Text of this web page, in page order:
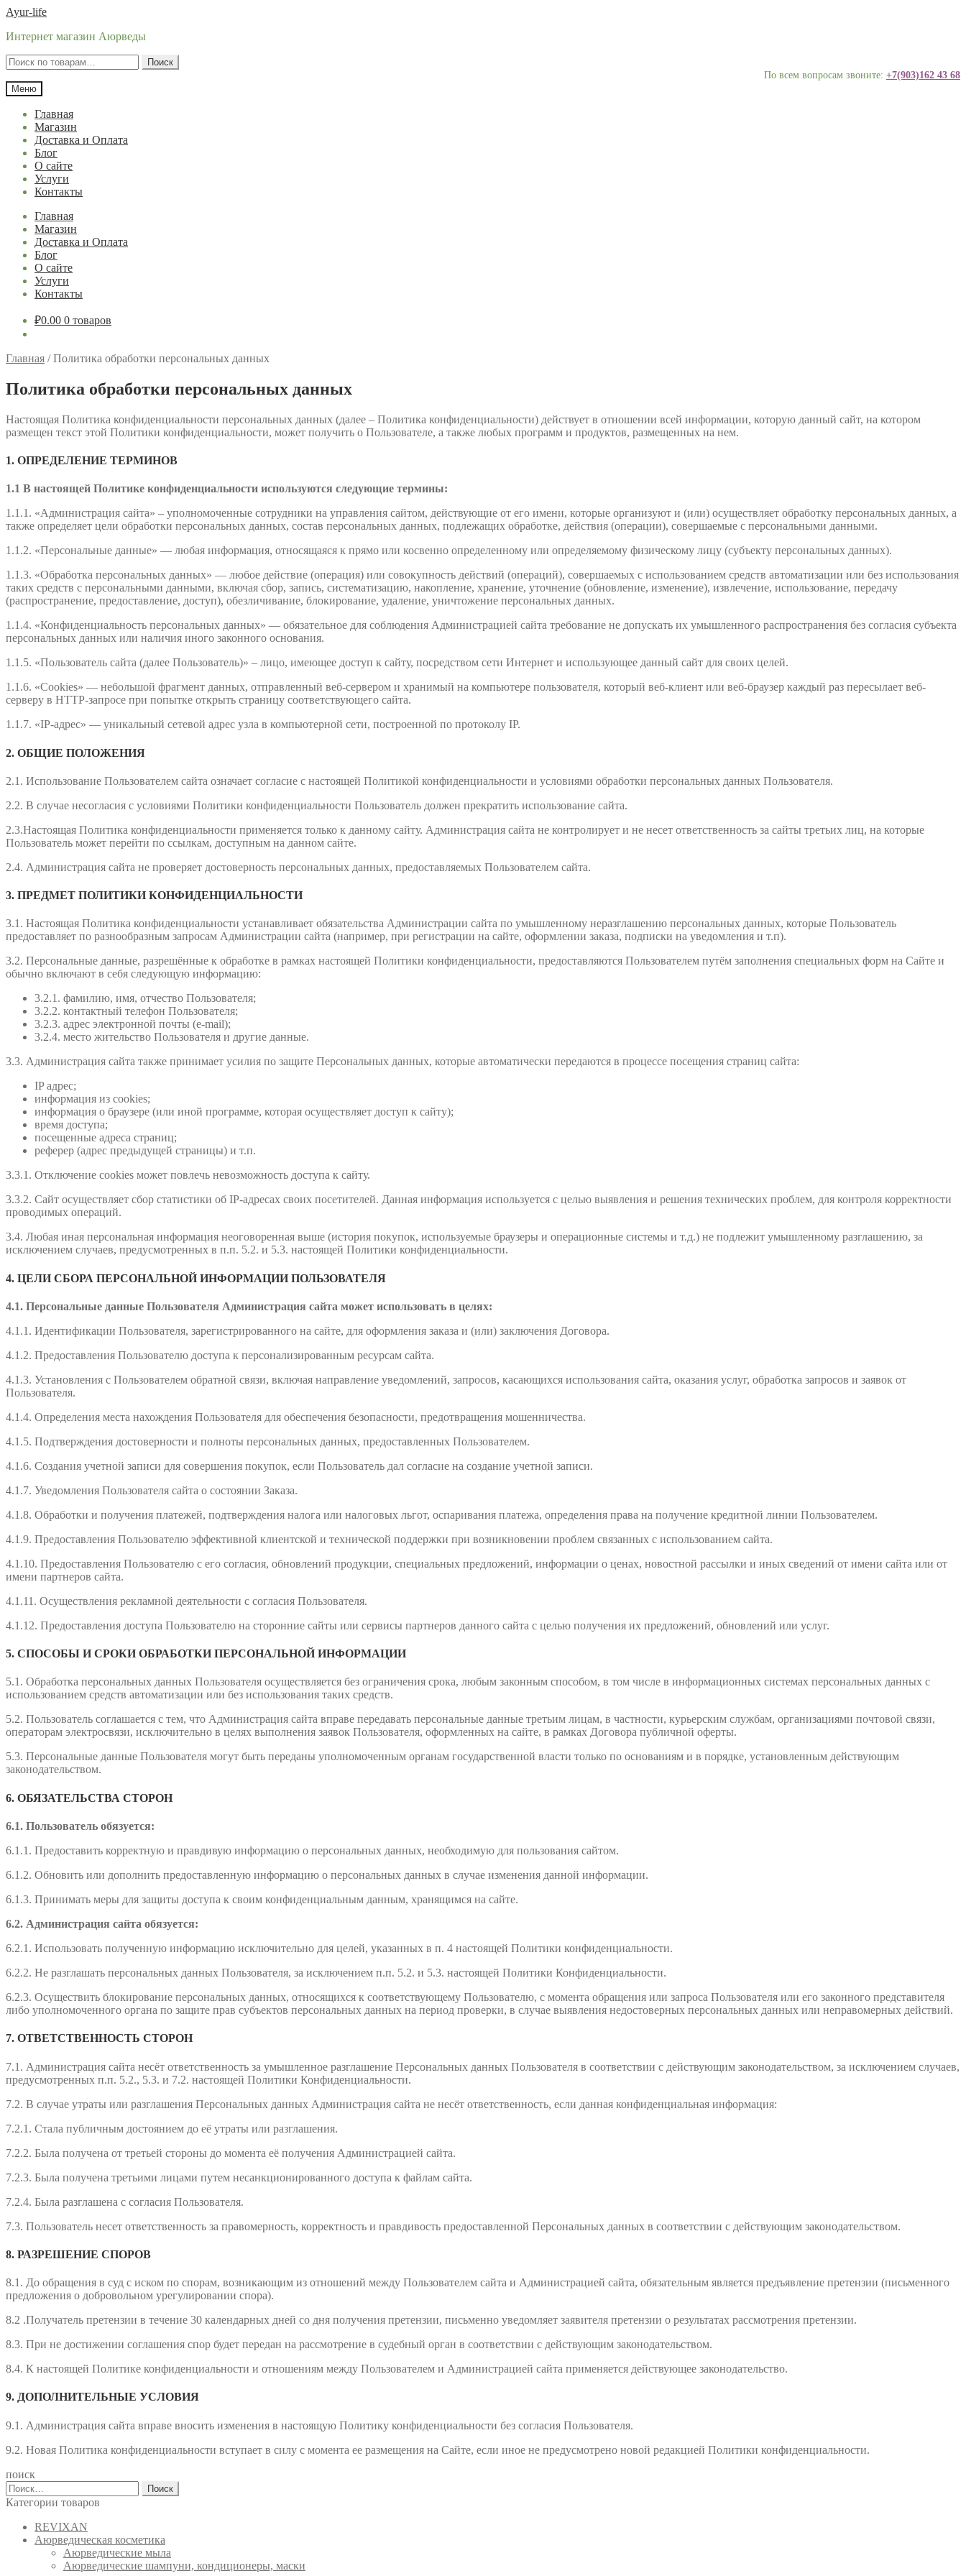
Перейти
навигации
Перейти
содержимому
Ayur-life
Интернет магазин Аюрведы
Искать:
Поиск
По всем вопросам звоните: +7(903)162 43 68
Меню
Главная
Магазин
Доставка и Оплата
Блог
О сайте
Услуги
Контакты
Главная
Магазин
Доставка и Оплата
Блог
О сайте
Услуги
Контакты
₽0.00 0 товаров
Главная /Политика обработки персональных данных
Политика обработки персональных данных
Настоящая Политика конфиденциальности персональных данных (далее – Политика конфиденциальности) действует в отношении всей информации, которую данный сайт, на котором
размещен текст этой Политики конфиденциальности, может получить о Пользователе, а также любых программ и продуктов, размещенных на нем.
1. ОПРЕДЕЛЕНИЕ ТЕРМИНОВ
1.1 В настоящей Политике конфиденциальности используются следующие термины:
1.1.1. «Администрация сайта» – уполномоченные сотрудники на управления сайтом, действующие от его имени, которые организуют и (или) осуществляет обработку персональных данных, а
также определяет цели обработки персональных данных, состав персональных данных, подлежащих обработке, действия (операции), совершаемые с персональными данными.
1.1.2. «Персональные данные» — любая информация, относящаяся к прямо или косвенно определенному или определяемому физическому лицу (субъекту персональных данных).
1.1.3. «Обработка персональных данных» — любое действие (операция) или совокупность действий (операций), совершаемых с использованием средств автоматизации или без использования
таких средств с персональными данными, включая сбор, запись, систематизацию, накопление, хранение, уточнение (обновление, изменение), извлечение, использование, передачу
(распространение, предоставление, доступ), обезличивание, блокирование, удаление, уничтожение персональных данных.
1.1.4. «Конфиденциальность персональных данных» — обязательное для соблюдения Администрацией сайта требование не допускать их умышленного распространения без согласия субъекта
персональных данных или наличия иного законного основания.
1.1.5. «Пользователь сайта (далее Пользователь)» – лицо, имеющее доступ к сайту, посредством сети Интернет и использующее данный сайт для своих целей.
1.1.6. «Cookies» — небольшой фрагмент данных, отправленный веб-сервером и хранимый на компьютере пользователя, который веб-клиент или веб-браузер каждый раз пересылает веб-
серверу в HTTP-запросе при попытке открыть страницу соответствующего сайта.
1.1.7. «IP-адрес» — уникальный сетевой адрес узла в компьютерной сети, построенной по протоколу IP.
2. ОБЩИЕ ПОЛОЖЕНИЯ
2.1. Использование Пользователем сайта означает согласие с настоящей Политикой конфиденциальности и условиями обработки персональных данных Пользователя.
2.2. В случае несогласия с условиями Политики конфиденциальности Пользователь должен прекратить использование сайта.
2.3.Настоящая Политика конфиденциальности применяется только к данному сайту. Администрация сайта не контролирует и не несет ответственность за сайты третьих лиц, на которые
Пользователь может перейти по ссылкам, доступным на данном сайте.
2.4. Администрация сайта не проверяет достоверность персональных данных, предоставляемых Пользователем сайта.
3. ПРЕДМЕТ ПОЛИТИКИ КОНФИДЕНЦИАЛЬНОСТИ
3.1. Настоящая Политика конфиденциальности устанавливает обязательства Администрации сайта по умышленному неразглашению персональных данных, которые Пользователь
предоставляет по разнообразным запросам Администрации сайта (например, при регистрации на сайте, оформлении заказа, подписки на уведомления и т.п).
3.2. Персональные данные, разрешённые к обработке в рамках настоящей Политики конфиденциальности, предоставляются Пользователем путём заполнения специальных форм на Сайте и
обычно включают в себя следующую информацию:
3.2.1. фамилию, имя, отчество Пользователя;
3.2.2. контактный телефон Пользователя;
3.2.3. адрес электронной почты (e-mail);
3.2.4. место жительство Пользователя и другие данные.
3.3. Администрация сайта также принимает усилия по защите Персональных данных, которые автоматически передаются в процессе посещения страниц сайта:
IP адрес;
информация из cookies;
информация о браузере (или иной программе, которая осуществляет доступ к сайту);
время доступа;
посещенные адреса страниц;
реферер (адрес предыдущей страницы) и т.п.
3.3.1. Отключение cookies может повлечь невозможность доступа к сайту.
3.3.2. Сайт осуществляет сбор статистики об IP-адресах своих посетителей. Данная информация используется с целью выявления и решения технических проблем, для контроля корректности
проводимых операций.
3.4. Любая иная персональная информация неоговоренная выше (история покупок, используемые браузеры и операционные системы и т.д.) не подлежит умышленному разглашению, за
исключением случаев, предусмотренных в п.п. 5.2. и 5.3. настоящей Политики конфиденциальности.
4. ЦЕЛИ СБОРА ПЕРСОНАЛЬНОЙ ИНФОРМАЦИИ ПОЛЬЗОВАТЕЛЯ
4.1. Персональные данные Пользователя Администрация сайта может использовать в целях:
4.1.1. Идентификации Пользователя, зарегистрированного на сайте, для оформления заказа и (или) заключения Договора.
4.1.2. Предоставления Пользователю доступа к персонализированным ресурсам сайта.
4.1.3. Установления с Пользователем обратной связи, включая направление уведомлений, запросов, касающихся использования сайта, оказания услуг, обработка запросов и заявок от
Пользователя.
4.1.4. Определения места нахождения Пользователя для обеспечения безопасности, предотвращения мошенничества.
4.1.5. Подтверждения достоверности и полноты персональных данных, предоставленных Пользователем.
4.1.6. Создания учетной записи для совершения покупок, если Пользователь дал согласие на создание учетной записи.
4.1.7. Уведомления Пользователя сайта о состоянии Заказа.
4.1.8. Обработки и получения платежей, подтверждения налога или налоговых льгот, оспаривания платежа, определения права на получение кредитной линии Пользователем.
4.1.9. Предоставления Пользователю эффективной клиентской и технической поддержки при возникновении проблем связанных с использованием сайта.
4.1.10. Предоставления Пользователю с его согласия, обновлений продукции, специальных предложений, информации о ценах, новостной рассылки и иных сведений от имени сайта или от
имени партнеров сайта.
4.1.11. Осуществления рекламной деятельности с согласия Пользователя.
4.1.12. Предоставления доступа Пользователю на сторонние сайты или сервисы партнеров данного сайта с целью получения их предложений, обновлений или услуг.
5. СПОСОБЫ И СРОКИ ОБРАБОТКИ ПЕРСОНАЛЬНОЙ ИНФОРМАЦИИ
5.1. Обработка персональных данных Пользователя осуществляется без ограничения срока, любым законным способом, в том числе в информационных системах персональных данных с
использованием средств автоматизации или без использования таких средств.
5.2. Пользователь соглашается с тем, что Администрация сайта вправе передавать персональные данные третьим лицам, в частности, курьерским службам, организациями почтовой связи,
операторам электросвязи, исключительно в целях выполнения заявок Пользователя, оформленных на сайте, в рамках Договора публичной оферты.
5.3. Персональные данные Пользователя могут быть переданы уполномоченным органам государственной власти только по основаниям и в порядке, установленным действующим
законодательством.
6. ОБЯЗАТЕЛЬСТВА СТОРОН
6.1. Пользователь обязуется:
6.1.1. Предоставить корректную и правдивую информацию о персональных данных, необходимую для пользования сайтом.
6.1.2. Обновить или дополнить предоставленную информацию о персональных данных в случае изменения данной информации.
6.1.3. Принимать меры для защиты доступа к своим конфиденциальным данным, хранящимся на сайте.
6.2. Администрация сайта обязуется:
6.2.1. Использовать полученную информацию исключительно для целей, указанных в п. 4 настоящей Политики конфиденциальности.
6.2.2. Не разглашать персональных данных Пользователя, за исключением п.п. 5.2. и 5.3. настоящей Политики Конфиденциальности.
6.2.3. Осуществить блокирование персональных данных, относящихся к соответствующему Пользователю, с момента обращения или запроса Пользователя или его законного представителя
либо уполномоченного органа по защите прав субъектов персональных данных на период проверки, в случае выявления недостоверных персональных данных или неправомерных действий.
7. ОТВЕТСТВЕННОСТЬ СТОРОН
7.1. Администрация сайта несёт ответственность за умышленное разглашение Персональных данных Пользователя в соответствии с действующим законодательством, за исключением случаев,
предусмотренных п.п. 5.2., 5.3. и 7.2. настоящей Политики Конфиденциальности.
7.2. В случае утраты или разглашения Персональных данных Администрация сайта не несёт ответственность, если данная конфиденциальная информация:
7.2.1. Стала публичным достоянием до её утраты или разглашения.
7.2.2. Была получена от третьей стороны до момента её получения Администрацией сайта.
7.2.3. Была получена третьими лицами путем несанкционированного доступа к файлам сайта.
7.2.4. Была разглашена с согласия Пользователя.
7.3. Пользователь несет ответственность за правомерность, корректность и правдивость предоставленной Персональных данных в соответствии с действующим законодательством.
8. РАЗРЕШЕНИЕ СПОРОВ
8.1. До обращения в суд с иском по спорам, возникающим из отношений между Пользователем сайта и Администрацией сайта, обязательным является предъявление претензии (письменного
предложения о добровольном урегулировании спора).
8.2 .Получатель претензии в течение 30 календарных дней со дня получения претензии, письменно уведомляет заявителя претензии о результатах рассмотрения претензии.
8.3. При не достижении соглашения спор будет передан на рассмотрение в судебный орган в соответствии с действующим законодательством.
8.4. К настоящей Политике конфиденциальности и отношениям между Пользователем и Администрацией сайта применяется действующее законодательство.
9. ДОПОЛНИТЕЛЬНЫЕ УСЛОВИЯ
9.1. Администрация сайта вправе вносить изменения в настоящую Политику конфиденциальности без согласия Пользователя.
9.2. Новая Политика конфиденциальности вступает в силу с момента ее размещения на Сайте, если иное не предусмотрено новой редакцией Политики конфиденциальности.
поиск
Найти:
Категории товаров
REVIXAN
Аюрведическая косметика
Аюрведические мыла
Аюрведические шампуни, кондиционеры, маски